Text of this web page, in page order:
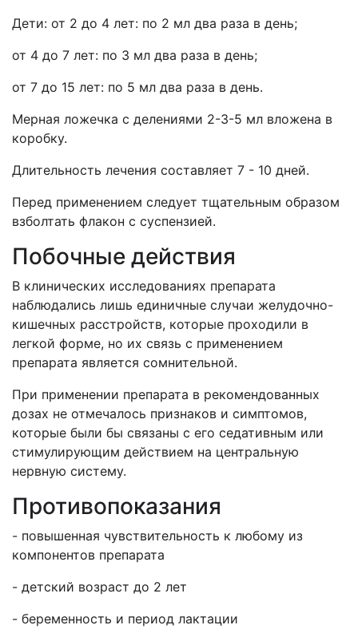
Дети: от 2 до 4 лет: по 2 мл два раза в день;
от 4 до 7 лет: по 3 мл два раза в день;
от 7 до 15 лет: по 5 мл два раза в день.
Мерная ложечка с делениями 2-3-5 мл вложена в
коробку.
Длительность лечения составляет 7 - 10 дней.
Перед применением следует тщательным образом
взболтать флакон с суспензией.
Побочные действия
В клинических исследованиях препарата
наблюдались лишь единичные случаи желудочно-
кишечных расстройств, которые проходили в
легкой форме, но их связь с применением
препарата является сомнительной.
При применении препарата в рекомендованных
дозах не отмечалось признаков и симптомов,
которые были бы связаны с его седативным или
стимулирующим действием на центральную
нервную систему.
Противопоказания
- повышенная чувствительность к любому из
компонентов препарата
- детский возраст до 2 лет
- беременность и период лактации